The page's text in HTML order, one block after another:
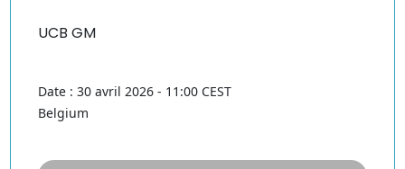
UCB GM
Date : 30 avril 2026 - 11:00 CEST
Belgium